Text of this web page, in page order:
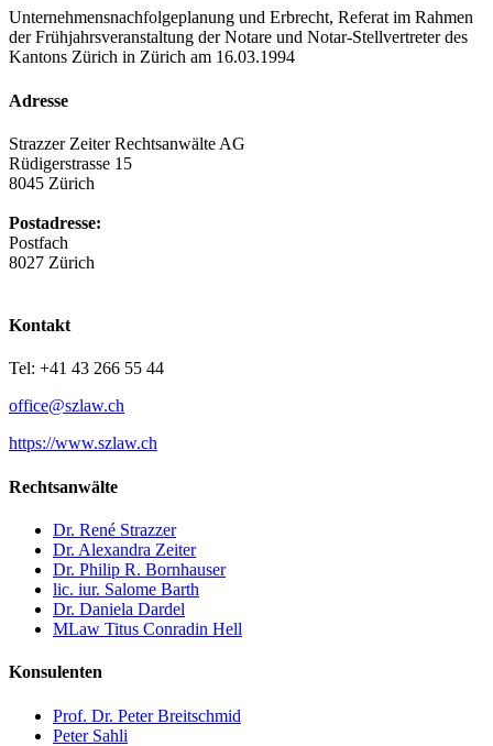
Unternehmensnachfolgeplanung und Erbrecht, Referat im Rahmen
der Frühjahrsveranstaltung der Notare und Notar-Stellvertreter des
Kantons Zürich in Zürich am 16.03.1994
Adresse
Strazzer Zeiter Rechtsanwälte AG
Rüdigerstrasse 15
8045 Zürich
Postadresse:
Postfach
8027 Zürich
Kontakt
Tel: +41 43 266 55 44
office@szlaw.ch
https://www.szlaw.ch
Rechtsanwälte
Dr. René Strazzer
Dr. Alexandra Zeiter
Dr. Philip R. Bornhauser
lic. iur. Salome Barth
Dr. Daniela Dardel
MLaw Titus Conradin Hell
Konsulenten
Prof. Dr. Peter Breitschmid
Peter Sahli